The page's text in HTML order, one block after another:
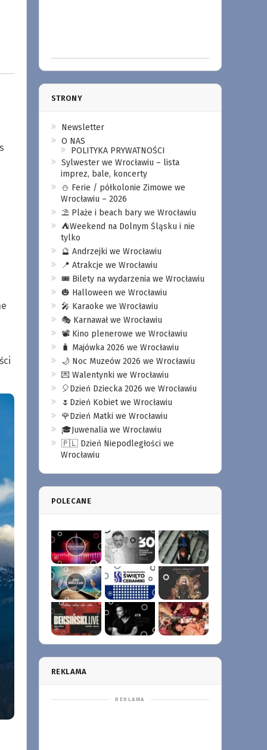
STRONY
Newsletter
O NAS
POLITYKA PRYWATNOŚCI
Sylwester we Wrocławiu – lista
imprez, bale, koncerty
⛄️ Ferie / półkolonie Zimowe we
Wrocławiu – 2026
⛱️ Plaże i beach bary we Wrocławiu
⛺️Weekend na Dolnym Śląsku i nie
tylko
🔮 Andrzejki we Wrocławiu
📍 Atrakcje we Wrocławiu
🎟️ Bilety na wydarzenia we Wrocławiu
🎃 Halloween we Wrocławiu
🎤 Karaoke we Wrocławiu
🎭 Karnawał we Wrocławiu
📽️ Kino plenerowe we Wrocławiu
🧳 Majówka 2026 we Wrocławiu
🌙 Noc Muzeów 2026 we Wrocławiu
💌 Walentynki we Wrocławiu
🎈Dzień Dziecka 2026 we Wrocławiu
🌷Dzień Kobiet we Wrocławiu
🌹Dzień Matki we Wrocławiu
🎓Juwenalia we Wrocławiu
🇵🇱 Dzień Niepodległości we
Wrocławiu
POLECANE
REKLAMA